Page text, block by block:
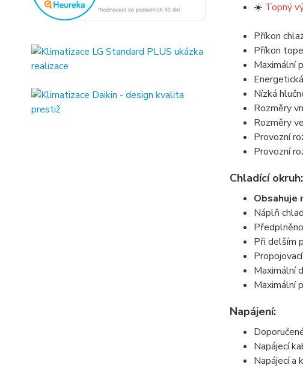
☀️ Topný
Příkon
Příkon
Maximální
Nízká
Rozměry
Rozměry
Provozní
Provozní
Chladící okruh:
Obsahuje
Náplň
Při delším
Propojovací
Maximální
Maximální
Napájení:
Napájecí
Napájecí a